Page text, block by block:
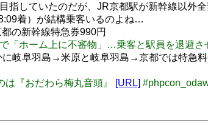
指していたのだが、JR京都駅が新幹線以
着）が結構乗客いるのよね…
の新幹線特急券990円
「ホーム上に不審物」…乗客と駅員を退避
岐阜羽島→米原と岐阜羽島→京都では特急
は『おだわら梅丸音頭』 [URL]